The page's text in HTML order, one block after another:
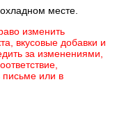
месте.
изменить
вкусовые добавки и
за изменениями,
или в